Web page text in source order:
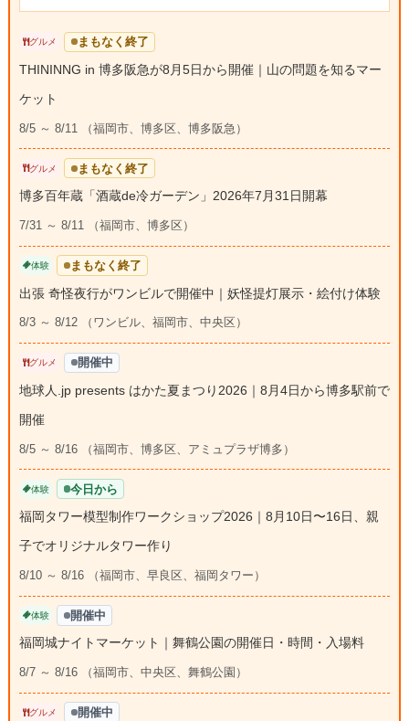
グルメ まもなく終了
THININNG in 博多阪急が8月5日から開催｜山の問題を知るマー
ケット
8/5 ～ 8/11 （福岡市、博多区、博多阪急）
グルメ まもなく終了
博多百年蔵「酒蔵de冷ガーデン」2026年7月31日開幕
7/31 ～ 8/11 （福岡市、博多区）
体験 まもなく終了
出張 奇怪夜行がワンビルで開催中｜妖怪提灯展示・絵付け体験
8/3 ～ 8/12 （ワンビル、福岡市、中央区）
グルメ 開催中
地球人.jp presents はかた夏まつり2026｜8月4日から博多駅前で
開催
8/5 ～ 8/16 （福岡市、博多区、アミュプラザ博多）
体験 今日から
福岡タワー模型制作ワークショップ2026｜8月10日〜16日、親
子でオリジナルタワー作り
8/10 ～ 8/16 （福岡市、早良区、福岡タワー）
体験 開催中
福岡城ナイトマーケット｜舞鶴公園の開催日・時間・入場料
8/7 ～ 8/16 （福岡市、中央区、舞鶴公園）
グルメ 開催中